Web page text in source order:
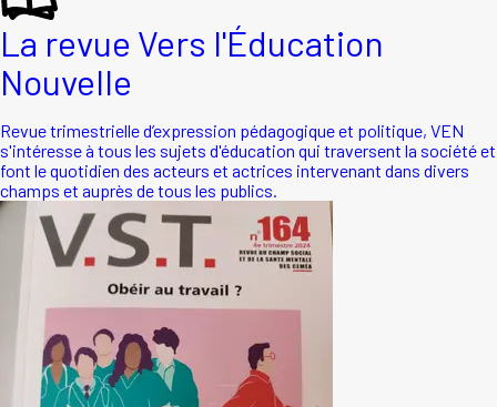
La revue Vers l'Éducation
Nouvelle
Revue trimestrielle d’expression pédagogique et politique, VEN
s'intéresse à tous les sujets d'éducation qui traversent la société et
font le quotidien des acteurs et actrices intervenant dans divers
champs et auprès de tous les publics.